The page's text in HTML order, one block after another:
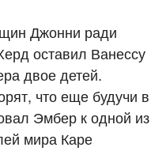
Джонни ради
оставил Ванессу
двое детей.
что еще будучи в
Эмбер к одной из
мира Каре